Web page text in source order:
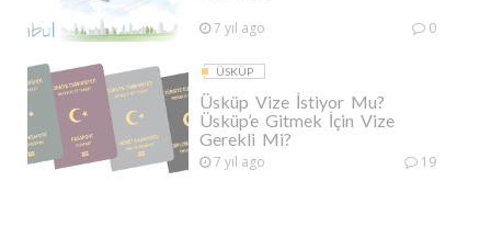
7 yıl ago 0
ÜSKÜP
Üsküp Vize İstiyor Mu?
Üsküp’e Gitmek İçin Vize
Gerekli Mi?
7 yıl ago 19